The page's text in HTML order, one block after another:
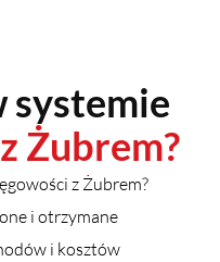
systemie
Żubrem?
z Żubrem?
i otrzymane
i kosztów